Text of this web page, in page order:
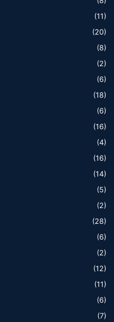
(11)
(20)
(8)
(2)
(6)
(18)
(6)
(16)
(4)
(16)
(14)
(5)
(2)
(28)
(6)
(2)
(12)
(11)
(6)
(7)